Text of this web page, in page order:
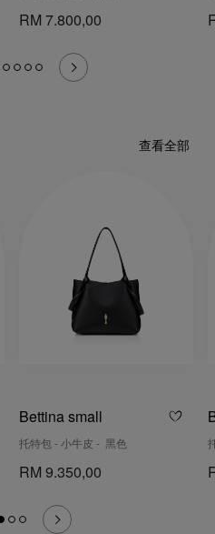
RM 7.800,00
查看全部
Bettina small
托特包 - 小牛皮 - 黑色
RM 9.350,00